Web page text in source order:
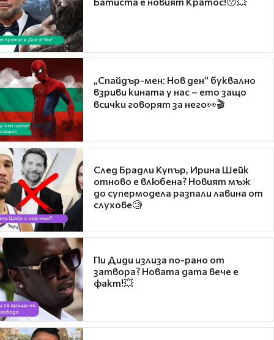
„Спайдър-мен: Нов ден“ буквално
взриви кината у нас – ето защо
всички говорят за него👀🎬
След Брадли Купър, Ирина Шейк
отново е влюбена? Новият мъж
до супермодела разпали лавина от
слухове🧐
Пи Диди излиза по-рано от
затвора? Новата дата вече е
факт!💥